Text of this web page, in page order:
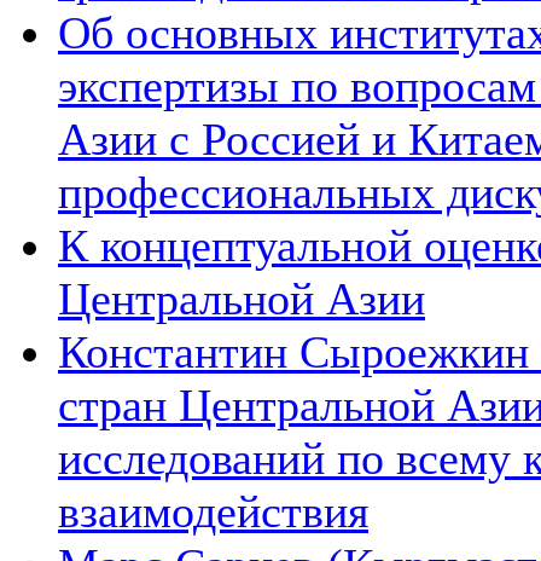
Об основных
экспертизы по
Азии с Россией и
профессиональных
К концептуальной
Центральной Азии
Константин Сыроежкин
стран Центральной
исследований по всему
взаимодействия